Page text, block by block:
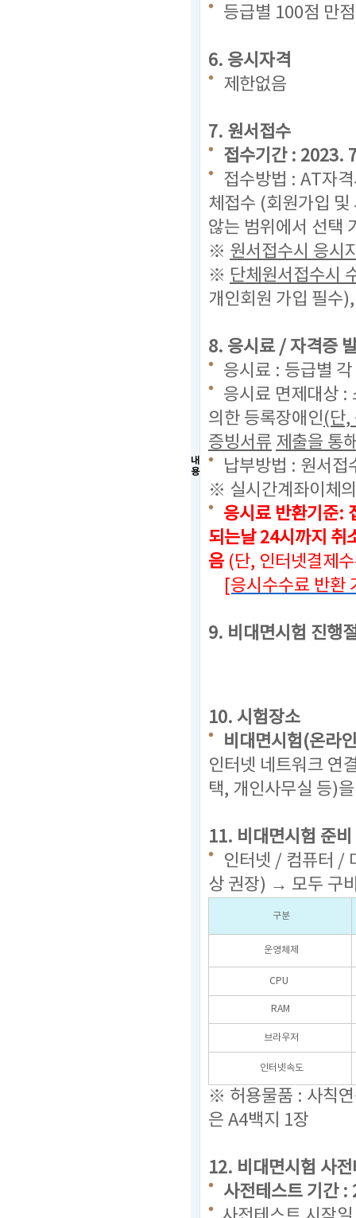
내
용
등급별 100점 만
6. 응시자격
제한없음
7. 원서접수
접수기간 : 2023.
접수방법 : AT자
체접수 (회원가입 및
않는 범위에서 선택
※ 원서접수시 응시
※ 단체원서접수시
개인회원 가입 필수
8. 응시료 / 자격증
응시료 : 등급별
응시료 면제대상 :
의한 등록장애인(단,
증빙서류 제출을 통
납부방법 : 원서접
※ 실시간계좌이체
응시료 반환기준:
되는날 24시까지 취
음 (단, 인터넷결제
[응시수수료 반환
9. 비대면시험 진행
10. 시험장소
비대면시험(온라
인터넷 네트워크 연
택, 개인사무실 등)
11. 비대면시험 준
인터넷 / 컴퓨터 /
상 권장) → 모두 구
구분
운영체제
CPU
RAM
브라우저
인터넷속도
※ 허용물품 : 사칙
은 A4백지 1장
12. 비대면시험 사
사전테스트 기간